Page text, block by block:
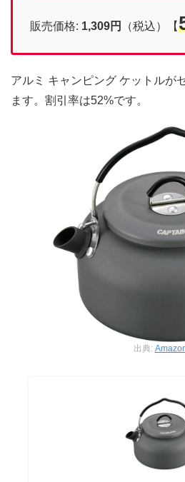
販売価格: 1,309円 （税込）【
アルミ キャンピング ケットルが
ます。割引率は52%です。
出典: